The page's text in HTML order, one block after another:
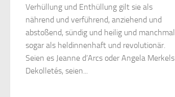
Verhüllung und Enthüllung gilt sie als
nährend und verführend, anziehend und
abstoßend, sündig und heilig und manchmal
sogar als heldinnenhaft und revolutionär.
Seien es Jeanne d’Arcs oder Angela Merkels
Dekolletés, seien...